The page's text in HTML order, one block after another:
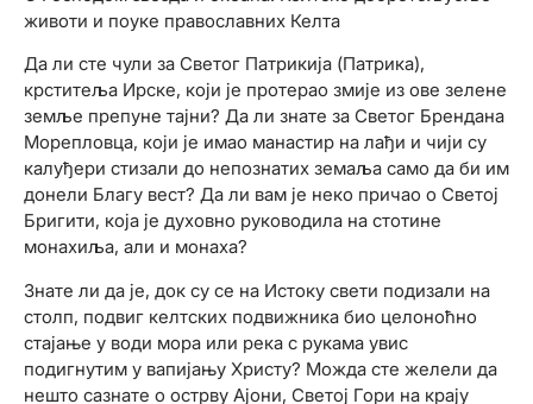
животи и поуке православних Келта
Да ли сте чули за Светог Патрикија (Патрика),
крститеља Ирске, који је протерао змије из ове зелене
земље препуне тајни? Да ли знате за Светог Брендана
Морепловца, који је имао манастир на лађи и чији су
калуђери стизали до непознатих земаља само да би им
донели Благу вест? Да ли вам је неко причао о Светој
Бригити, која је духовно руководила на стотине
монахиља, али и монаха?
Знате ли да је, док су се на Истоку свети подизали на
столп, подвиг келтских подвижника био целоноћно
стајање у води мора или река с рукама увис
подигнутим у вапијању Христу? Можда сте желели да
нешто сазнате о острву Ајони, Светој Гори на крају